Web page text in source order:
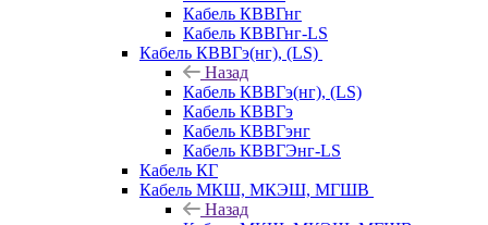
Кабель КВВГнг
Кабель КВВГнг-LS
Кабель КВВГэ(нг), (LS)
Назад
Кабель КВВГэ(нг), (LS)
Кабель КВВГэ
Кабель КВВГэнг
Кабель КВВГЭнг-LS
Кабель КГ
Кабель МКШ, МКЭШ, МГШВ
Назад